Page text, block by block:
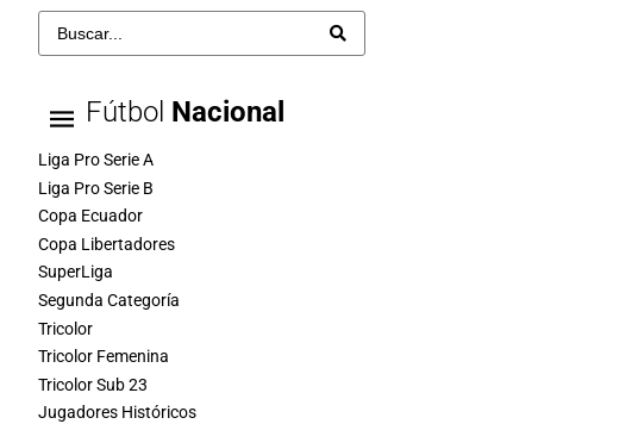
Fútbol Nacional
Liga Pro Serie A
Liga Pro Serie B
Copa Ecuador
Copa Libertadores
SuperLiga
Segunda Categoría
Tricolor
Tricolor Femenina
Tricolor Sub 23
Jugadores Históricos